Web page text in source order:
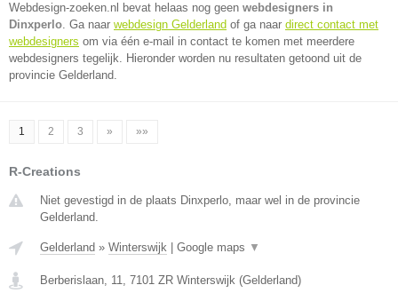
Webdesign-zoeken.nl bevat helaas nog geen webdesigners in
Dinxperlo. Ga naar webdesign Gelderland of ga naar direct contact met
webdesigners om via één e-mail in contact te komen met meerdere
webdesigners tegelijk. Hieronder worden nu resultaten getoond uit de
provincie Gelderland.
1 2 3 » »»
R-Creations
Niet gevestigd in de plaats Dinxperlo, maar wel in de provincie
Gelderland.
Gelderland » Winterswijk Google maps ▼
Berberislaan, 11, 7101 ZR Winterswijk (Gelderland)